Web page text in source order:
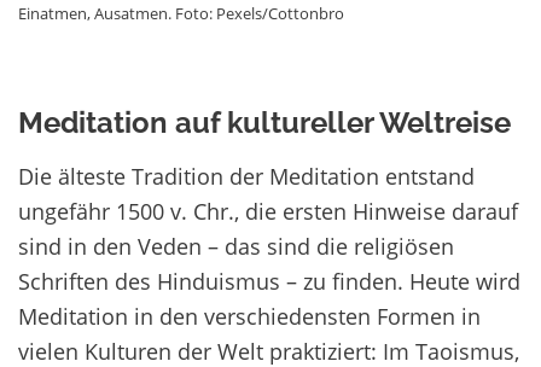
Einatmen, Ausatmen. Foto: Pexels/Cottonbro
Meditation auf kultureller Weltreise
Die älteste Tradition der Meditation entstand
ungefähr 1500 v. Chr., die ersten Hinweise darauf
sind in den Veden – das sind die religiösen
Schriften des Hinduismus – zu finden. Heute wird
Meditation in den verschiedensten Formen in
vielen Kulturen der Welt praktiziert: Im Taoismus,